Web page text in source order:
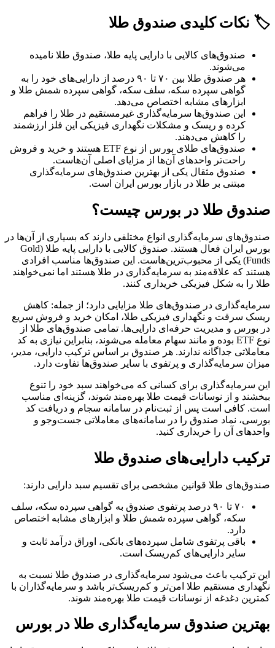
🏷️ نکات کلیدی صندوق طلا
صندوق‌های کالایی با دارایی پایه طلا، صندوق طلا نامیده
می‌شوند.
هر صندوق طلا بین ۷۰ تا ۹۰ درصد از دارایی‌های خود را به
گواهی سپرده سکه، سلف سکه، گواهی سپرده شمش طلا و
ابزارهای مشابه اختصاص می‌دهد.
این صندوق‌ها سرمایه‌گذاری غیرمستقیم در طلا را فراهم
کرده و ریسک و مشکلات نگهداری فیزیکی این فلز ارزشمند
را کاهش می‌دهند.
صندوق‌های طلای بورس از نوع ETF هستند و خرید و فروش
راحت‌تر واحدهای آن‌ها از مزایای اصلی آن‌هاست.
صندوق مثقال یکی از بهترین صندوق‌های سرمایه‌گذاری
مبتنی بر طلا در بازار بورس ایران است.
صندوق طلا در بورس چیست؟
صندوق‌های سرمایه‌گذاری انواع مختلفی دارند که بسیاری از آن‌ها در
بورس ایران فعال هستند. صندوق کالایی با دارایی پایه طلا (Gold
Funds) یکی از محبوب‌ترین‌هاست. این صندوق‌ها مناسب افرادی
هستند که علاقه‌مند به سرمایه‌گذاری در طلا هستند اما نمی‌خواهند
طلا را به شکل فیزیکی خریداری کنند.
سرمایه‌گذاری در صندوق‌های طلا مزایایی دارد؛ از جمله: کاهش
ریسک سرقت و نگهداری فیزیکی طلا، امکان خرید و فروش سریع
در بورس و مدیریت حرفه‌ای دارایی‌ها. تمامی صندوق‌های طلا از
نوع ETF بوده و مانند سهام معامله می‌شوند، بنابراین نیازی به کد
معاملاتی جداگانه ندارند. هر صندوق بر اساس ترکیب دارایی، مدیر،
میزان سرمایه‌گذاری و پرتفوی با سایر صندوق‌ها تفاوت دارد.
این سرمایه‌گذاری برای کسانی که می‌خواهند سبد خود را تنوع
ببخشند و از نوسانات قیمت طلا بهره‌مند شوند، گزینه‌ای مناسب
است. کافی است پس از ثبت‌نام در سامانه سجام و دریافت کد
بورسی، نماد صندوق را در سامانه‌های معاملاتی جست‌وجو و
واحدهای آن را خریداری کنید.
ترکیب دارایی‌های صندوق طلا
صندوق‌های طلا قوانین مشخصی برای تقسیم سبد دارایی دارند:
۷۰ تا ۹۰ درصد پرتفوی صندوق به گواهی سپرده سکه، سلف
سکه، گواهی سپرده شمش طلا و ابزارهای مشابه اختصاص
دارد.
باقی پرتفوی شامل سپرده‌های بانکی، اوراق درآمد ثابت و
سایر دارایی‌های کم‌ریسک است.
این ترکیب باعث می‌شود سرمایه‌گذاری در صندوق طلا نسبت به
نگهداری مستقیم طلا امن‌تر و کم‌ریسک‌تر باشد و سرمایه‌گذاران با
کمترین دغدغه از نوسانات قیمت طلا بهره‌مند شوند.
بهترین صندوق سرمایه‌گذاری طلا در بورس